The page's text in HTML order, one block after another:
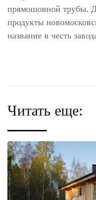
прямошовной трубы.
продукты
название в честь
Читать еще: